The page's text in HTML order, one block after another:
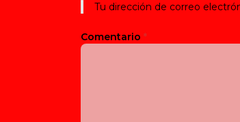
Tu dirección de correo
Comentario *